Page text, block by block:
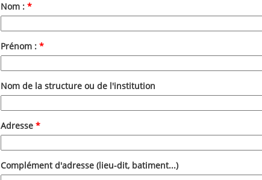
Nom : *
Prénom : *
Nom de la structure ou de l'institution
Adresse *
Complément d'adresse (lieu-dit, batiment...)